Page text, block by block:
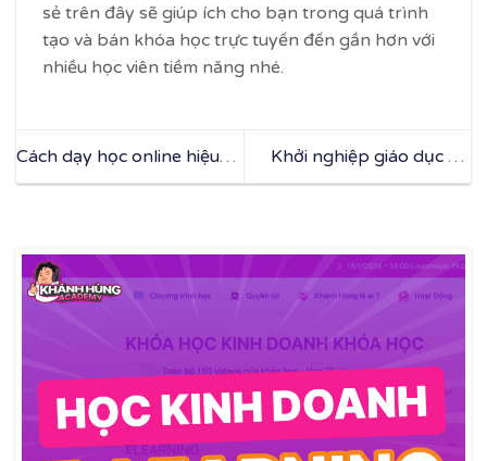
sẻ trên đây sẽ giúp ích cho bạn trong quá trình
tạo và bán khóa học trực tuyến đến gần hơn với
nhiều học viên tiềm năng nhé.
Cách dạy học online hiệu
quả bằng các công cụ có
Khởi nghiệp giáo dục với
các ý tưởng kinh doanh